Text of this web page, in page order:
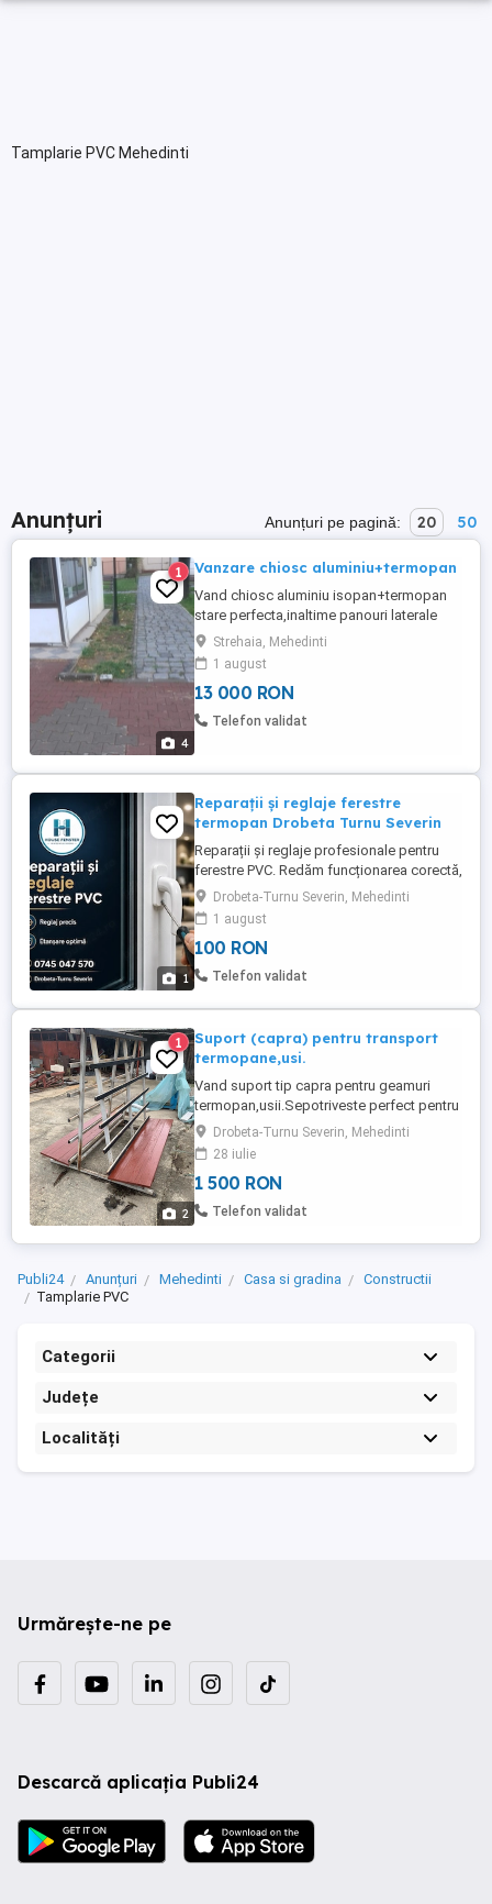
Tamplarie PVC Mehedinti
Anunțuri Anunțuri pe pagină: 20 50
4
1 Vanzare chiosc aluminiu+termopan
Vand chiosc aluminiu isopan+termopan
stare perfecta,inaltime panouri laterale
3m,amprenta la sol 26mp,in prezent
demontat,Pret 13000 ron.Tel.
Strehaia,Mehedinti.
Strehaia, Mehedinti
1 august
13 000 RON
Telefon validat
1
Reparații și reglaje ferestre
termopan Drobeta Turnu Severin
Reparații și reglaje profesionale pentru
ferestre PVC. Redăm funcționarea corectă,
etanșarea și siguranța ferestrelor tale.
Drobeta Turnu Severin și împrejurimi.
Drobeta-Turnu Severin, Mehedinti
1 august
100 RON
Telefon validat
2
1
Suport (capra) pentru transport
termopane,usi.
Vand suport tip capra pentru geamuri
termopan,usii.Sepotriveste perfect pentru
dacia papuc.
Drobeta-Turnu Severin, Mehedinti
28 iulie
1 500 RON
Telefon validat
Publi24 Anunțuri Mehedinti Casa si gradina
Constructii
Tamplarie PVC
Categorii
Județe
Localități
Urmărește-ne pe
Descarcă aplicația Publi24